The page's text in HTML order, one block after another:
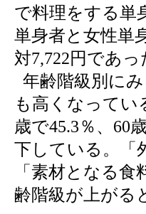
で料理をする単
単身者と女性単
対7,722円であっ
年齢階級別に
も高くなってい
歳で45.3％、60
下している。「
「素材となる
齢階級が上がる